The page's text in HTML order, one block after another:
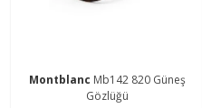
Montblanc Mb142 820 Güneş
Gözlüğü